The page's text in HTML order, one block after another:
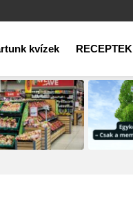
kvízek RECEPTEK